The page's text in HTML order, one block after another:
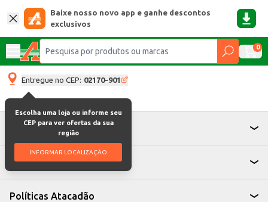
Baixe nosso novo app e ganhe descontos
exclusivos
0
Entregue no CEP: 02170-901
Escolha uma loja ou informe seu
CEP para ver ofertas da sua
região
INFORMAR LOCALIZAÇÃO
Atendimento
Institucional
Políticas Atacadão